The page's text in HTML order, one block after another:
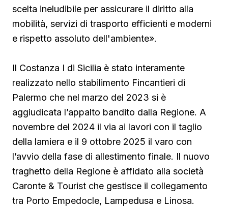
scelta ineludibile per assicurare il diritto alla
mobilità, servizi di trasporto efficienti e moderni
e rispetto assoluto dell'ambiente».
Il Costanza I di Sicilia è stato interamente
realizzato nello stabilimento Fincantieri di
Palermo che nel marzo del 2023 si è
aggiudicata l’appalto bandito dalla Regione. A
novembre del 2024 il via ai lavori con il taglio
della lamiera e il 9 ottobre 2025 il varo con
l’avvio della fase di allestimento finale. Il nuovo
traghetto della Regione è affidato alla società
Caronte & Tourist che gestisce il collegamento
tra Porto Empedocle, Lampedusa e Linosa.